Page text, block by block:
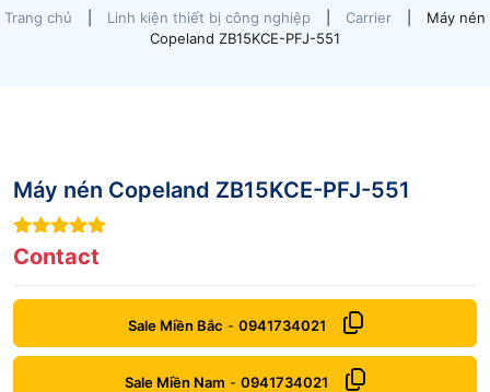
Trang chủ Linh kiện thiết bị công nghiệp Carrier
Máy nén
Copeland ZB15KCE-PFJ-551
Máy nén Copeland ZB15KCE-PFJ-551
9out of 5
Contact
Sale Miền Bắc - 0941734021
Sale Miền Nam - 0941734021